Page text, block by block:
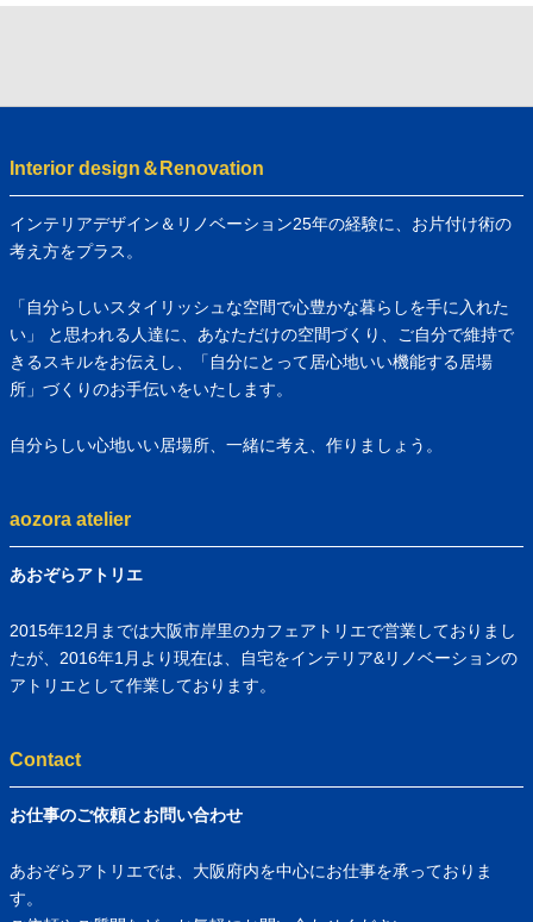
Interior design＆Renovation
インテリアデザイン＆リノベーション25年の経験に、お片付け術の
考え方をプラス。
「自分らしいスタイリッシュな空間で心豊かな暮らしを手に入れた
い」 と思われる人達に、あなただけの空間づくり、ご自分で維持で
きるスキルをお伝えし、「自分にとって居心地いい機能する居場
所」づくりのお手伝いをいたします。
自分らしい心地いい居場所、一緒に考え、作りましょう。
aozora atelier
あおぞらアトリエ
2015年12月までは大阪市岸里のカフェアトリエで営業しておりまし
たが、2016年1月より現在は、自宅をインテリア&リノベーションの
アトリエとして作業しております。
Contact
お仕事のご依頼とお問い合わせ
あおぞらアトリエでは、大阪府内を中心にお仕事を承っておりま
す。